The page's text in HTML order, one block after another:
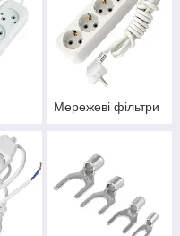
Мережеві фільтри